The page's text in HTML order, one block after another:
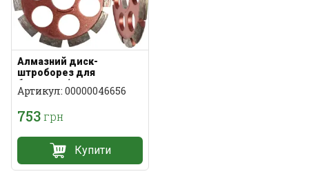
Алмазний диск-
штроборез для
болгарки (готова
штроба)
Артикул: 00000046656
753грн
Купити